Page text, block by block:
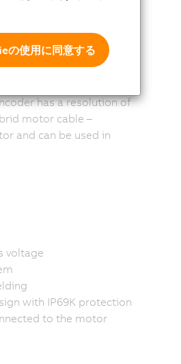
are specially
in all sizes with IP54
in hygienic design
has a resolution of
motor cable –
and can be used in
voltage
with IP69K protection
to the motor
の使用に同意する